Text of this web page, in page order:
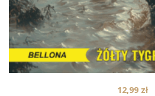
12,99 zł